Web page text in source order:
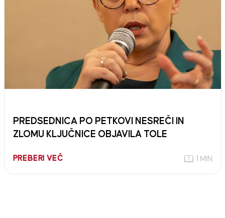
PREDSEDNICA PO PETKOVI NESREČI IN
ZLOMU KLJUČNICE OBJAVILA TOLE
PREBERI VEČ 1 MIN